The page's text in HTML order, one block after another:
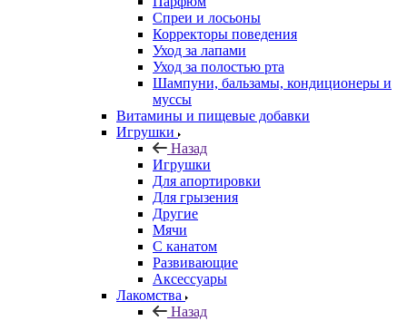
Спреи и лосьоны
Корректоры поведения
Уход за лапами
Уход за полостью рта
Шампуни, бальзамы, кондиционеры и
муссы
Витамины и пищевые добавки
Игрушки
Назад
Игрушки
Для апортировки
Для грызения
Другие
Мячи
С канатом
Развивающие
Аксессуары
Лакомства
Назад